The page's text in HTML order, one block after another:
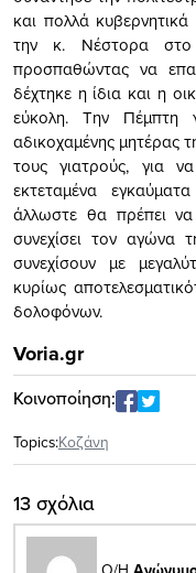
και πολλά
την κ. Νέστορα στο
προσπαθώντας να
δέχτηκε η ίδια και η
εύκολη. Την Πέμπτη
αδικοχαμένης μητέρας
τους γιατρούς, για
εκτεταμένα
άλλωστε θα πρέπει να
συνεχίσει τον αγώνα
συνεχίσουν με
κυρίως
δολοφόνων.
Voria.gr
Κοινοποίηση:
Topics:Κοζάνη
13 σχόλια